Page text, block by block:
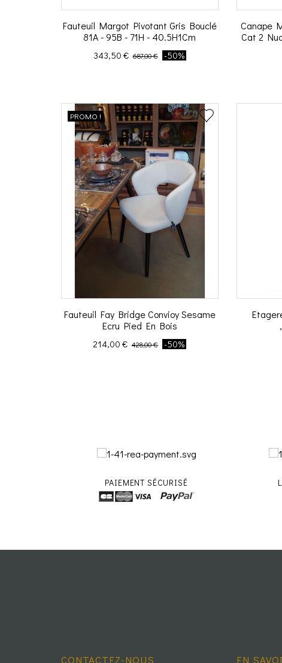
Fauteuil Margot Pivotant Gris Bouclé
81A - 95B - 71H - 40.5H1Cm
Prix
343,50 € Prix de base
687,00 € -50%
Canape
Cat 2
PROMO !
Fauteuil Fay Bridge Convioy Sesame
Ecru Pied En Bois
Prix
214,00 € Prix de base
428,00 € -50%
PAIEMENT SÉCURISÉ
CONTACTEZ-NOUS EN